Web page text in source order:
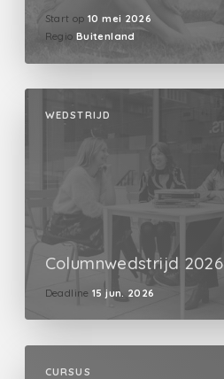
Start op 10 mei 2026
Regio Buitenland
WEDSTRIJD
Columnwedstrijd 2026
Deadline 15 jun. 2026
CURSUS